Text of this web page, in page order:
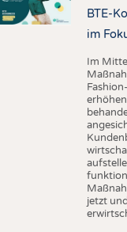
BTE-
im
Im
jetzt